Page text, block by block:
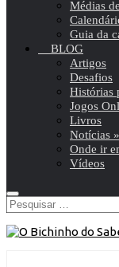
Médias
Guia da
BLOG
Artigos
Desafios
Histórias
Jogos
Livros
Notícias
Onde ir
Vídeos
Pesquisar
por: